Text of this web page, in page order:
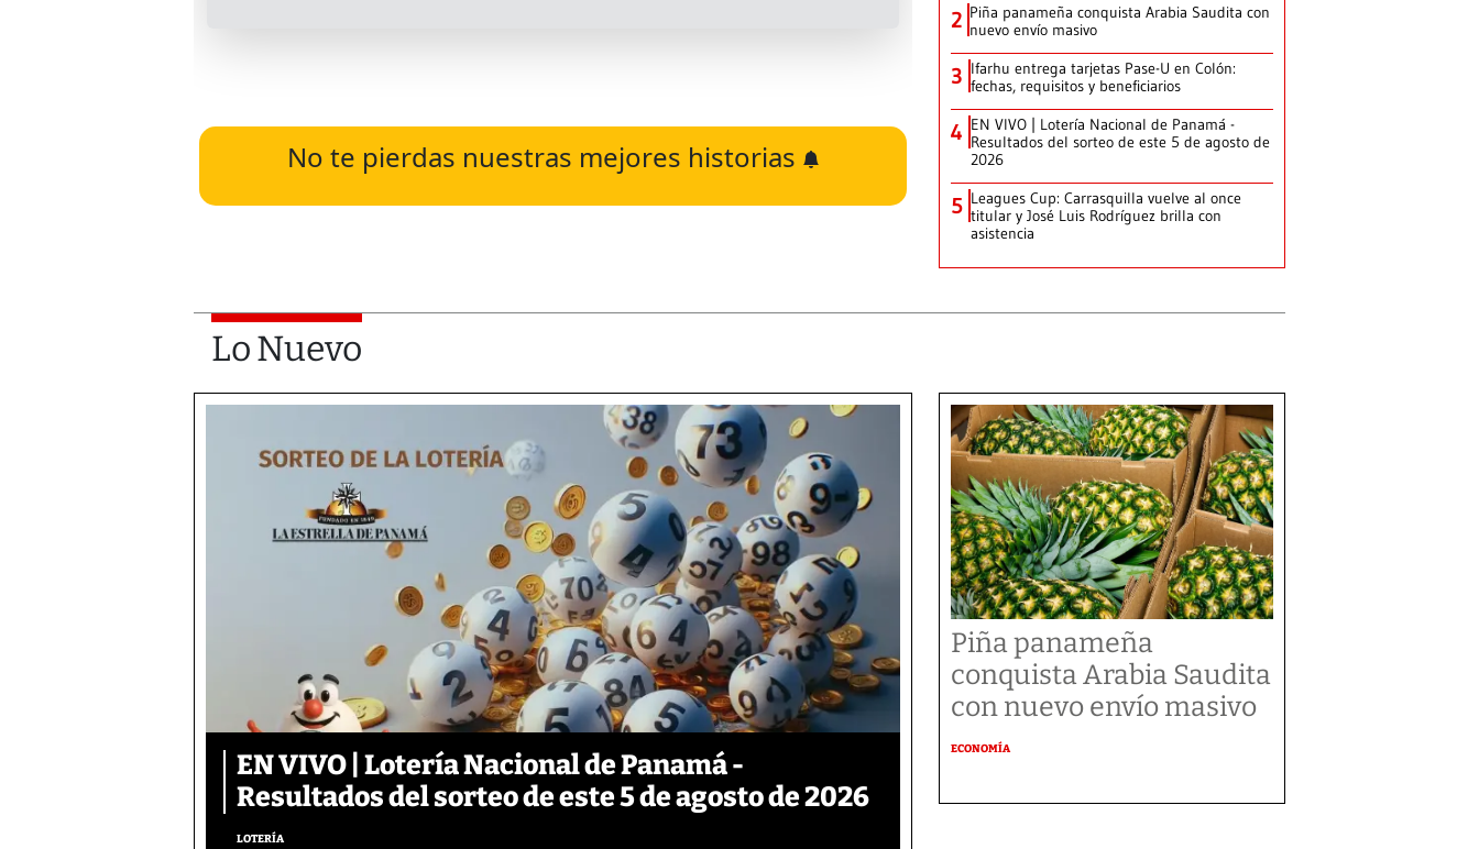
No te pierdas nuestras mejores historias
2 Piña panameña conquista Arabia Saudita con
nuevo envío masivo
3 Ifarhu entrega tarjetas Pase-U en Colón:
fechas, requisitos y beneficiarios
4 EN VIVO | Lotería Nacional de Panamá -
Resultados del sorteo de este 5 de agosto de
2026
5 Leagues Cup: Carrasquilla vuelve al once
titular y José Luis Rodríguez brilla con
asistencia
Lo Nuevo
EN VIVO | Lotería Nacional de Panamá -
Resultados del sorteo de este 5 de agosto de 2026
LOTERÍA
Piña panameña
conquista Arabia Saudita
con nuevo envío masivo
ECONOMÍA